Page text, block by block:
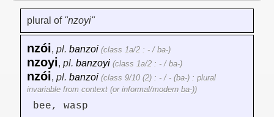
plural of "nzoyi"
nzói, pl. banzoi (class 1a/2 : - / ba-)
nzoyi, pl. banzoyi (class 1a/2 : - / ba-)
nzói, pl. banzoi (class 9/10 (2) : - / - (ba-) : plural
invariable from context (or informal/modern ba-))
bee, wasp